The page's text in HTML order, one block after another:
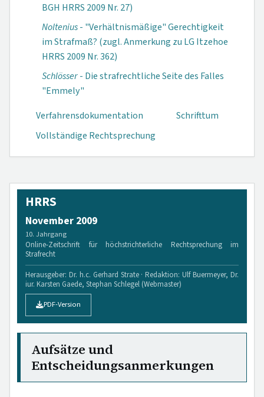
BGH HRRS 2009 Nr. 27)
Noltenius- "Verhältnismäßige" Gerechtigkeit
im Strafmaß? (zugl. Anmerkung zu LG Itzehoe
HRRS 2009 Nr. 362)
Schlösser- Die strafrechtliche Seite des Falles
"Emmely"
Verfahrensdokumen­tation
Schrifttum
Vollständige Rechtsprechung
HRRS
November 2009
10. Jahrgang
Online-Zeitschrift für höchstrichterliche Rechtsprechung im
Strafrecht
Herausgeber: Dr. h.c. Gerhard Strate · Redaktion: Ulf Buermeyer, Dr.
iur. Karsten Gaede, Stephan Schlegel (Webmaster)
PDF-Version
Aufsätze und
Entscheidungsanmerkungen